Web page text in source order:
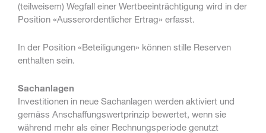
(teilweisem) Wegfall einer Wertbeeinträchtigung wird in der
Position «Ausserordentlicher Ertrag» erfasst.
In der Position «Beteiligungen» können stille Reserven
enthalten sein.
Sachanlagen
Investitionen in neue Sachanlagen werden aktiviert und
gemäss Anschaffungswertprinzip bewertet, wenn sie
während mehr als einer Rechnungsperiode genutzt